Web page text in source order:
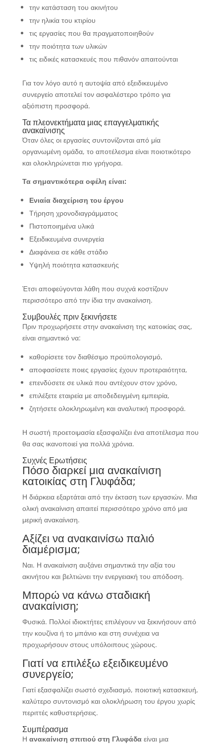
την κατάσταση του ακινήτου
την ηλικία του κτιρίου
τις εργασίες που θα πραγματοποιηθούν
την ποιότητα των υλικών
τις ειδικές κατασκευές που πιθανόν απαιτούνται
Για τον λόγο αυτό η αυτοψία από εξειδικευμένο
συνεργείο αποτελεί τον ασφαλέστερο τρόπο για
αξιόπιστη προσφορά.
Τα πλεονεκτήματα μιας επαγγελματικής
ανακαίνισης
Όταν όλες οι εργασίες συντονίζονται από μία
οργανωμένη ομάδα, το αποτέλεσμα είναι ποιοτικότερο
και ολοκληρώνεται πιο γρήγορα.
Τα σημαντικότερα οφέλη είναι:
Ενιαία διαχείριση του έργου
Τήρηση χρονοδιαγράμματος
Πιστοποιημένα υλικά
Εξειδικευμένα συνεργεία
Διαφάνεια σε κάθε στάδιο
Υψηλή ποιότητα κατασκευής
Έτσι αποφεύγονται λάθη που συχνά κοστίζουν
περισσότερο από την ίδια την ανακαίνιση.
Συμβουλές πριν ξεκινήσετε
Πριν προχωρήσετε στην ανακαίνιση της κατοικίας σας,
είναι σημαντικό να:
καθορίσετε τον διαθέσιμο προϋπολογισμό,
αποφασίσετε ποιες εργασίες έχουν προτεραιότητα,
επενδύσετε σε υλικά που αντέχουν στον χρόνο,
επιλέξετε εταιρεία με αποδεδειγμένη εμπειρία,
ζητήσετε ολοκληρωμένη και αναλυτική προσφορά.
Η σωστή προετοιμασία εξασφαλίζει ένα αποτέλεσμα που
θα σας ικανοποιεί για πολλά χρόνια.
Συχνές Ερωτήσεις
Πόσο διαρκεί μια ανακαίνιση
κατοικίας στη Γλυφάδα;
Η διάρκεια εξαρτάται από την έκταση των εργασιών. Μια
ολική ανακαίνιση απαιτεί περισσότερο χρόνο από μια
μερική ανακαίνιση.
Αξίζει να ανακαινίσω παλιό
διαμέρισμα;
Ναι. Η ανακαίνιση αυξάνει σημαντικά την αξία του
ακινήτου και βελτιώνει την ενεργειακή του απόδοση.
Μπορώ να κάνω σταδιακή
ανακαίνιση;
Φυσικά. Πολλοί ιδιοκτήτες επιλέγουν να ξεκινήσουν από
την κουζίνα ή το μπάνιο και στη συνέχεια να
προχωρήσουν στους υπόλοιπους χώρους.
Γιατί να επιλέξω εξειδικευμένο
συνεργείο;
Γιατί εξασφαλίζει σωστό σχεδιασμό, ποιοτική κατασκευή,
καλύτερο συντονισμό και ολοκλήρωση του έργου χωρίς
περιττές καθυστερήσεις.
Συμπέρασμα
Η ανακαίνιση σπιτιού στη Γλυφάδαείναι μια